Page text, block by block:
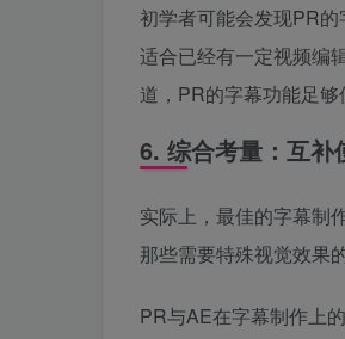
初学者可能会发现PR
适合已经有一定视频编
道，PR的字幕功能足够
6. 综合考量：互补
实际上，最佳的字幕制
那些需要特殊视觉效果
PR与AE在字幕制作上